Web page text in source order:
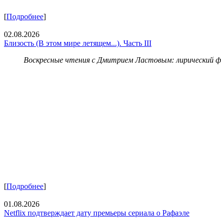
[Подробнее]
02.08.2026
Близость (В этом мире летящем...). Часть III
Воскресные чтения с Дмитрием Ластовым: лирический
[Подробнее]
01.08.2026
Netflix подтверждает дату премьеры сериала о Рафаэле